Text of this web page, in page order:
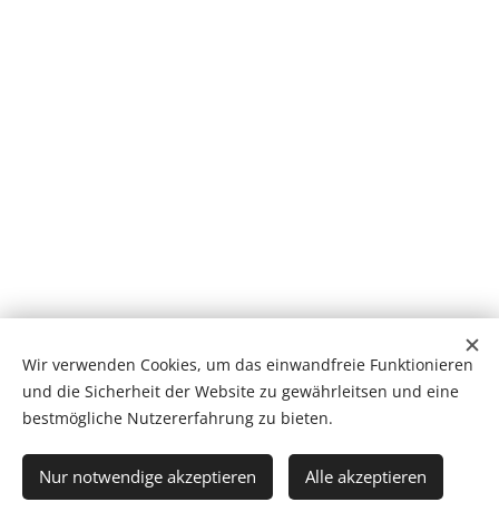
www.lichtquelle-holstein.com | Susanne Holstein, Äußere
Bayreuther Str. 38, 95032 Hof | alle Rechte vorbehalten | (c)reated
by art of arts 2023
Unterstützt vonWebnode Cookies
Wir verwenden Cookies, um das einwandfreie Funktionieren
und die Sicherheit der Website zu gewährleitsen und eine
bestmögliche Nutzererfahrung zu bieten.
Nur notwendige akzeptieren Alle akzeptieren